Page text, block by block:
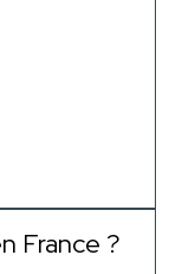
France ?